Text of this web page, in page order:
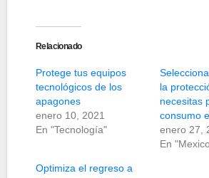
Relacionado
Protege tus equipos
tecnológicos de los
apagones
enero 10, 2021
En "Tecnología"
la
necesitas
consumo
enero 27,
En
Optimiza el regreso a